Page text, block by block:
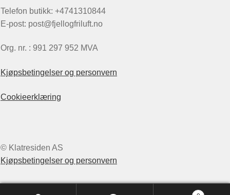
Telefon butikk: +4741310844
E-post: post@fjellogfriluft.no
Org. nr. : 991 297 952 MVA
Kjøpsbetingelser og personvern
Cookieerklæring
© Klatresiden AS
Kjøpsbetingelser og personvern